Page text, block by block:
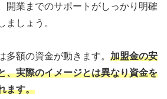
開業までのサポートがしっかり明確
ましょう。
多額の資金が動きます。 加盟金の安
、実際のイメージとは異なり資金を
ます。